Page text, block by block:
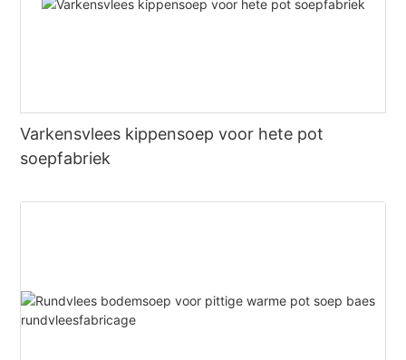
Varkensvlees kippensoep voor hete pot
soepfabriek